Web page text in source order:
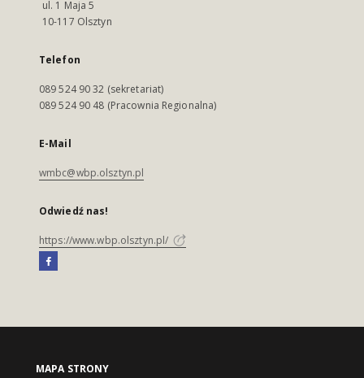
ul. 1 Maja 5
10-117 Olsztyn
Telefon
089 524 90 32 (sekretariat)
089 524 90 48 (Pracownia Regionalna)
E-Mail
wmbc@wbp.olsztyn.pl
Odwiedź nas!
https://www.wbp.olsztyn.pl/
MAPA STRONY